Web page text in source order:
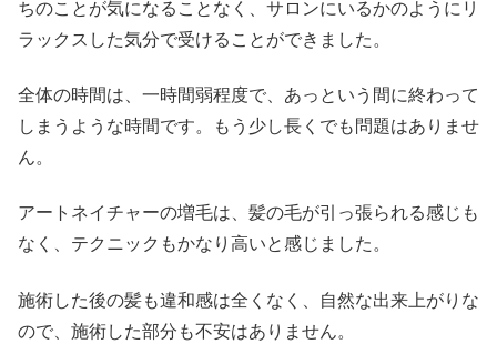
ちのことが気になることなく、サロンにいるかのようにリ
ラックスした気分で受けることができました。
全体の時間は、一時間弱程度で、あっという間に終わって
しまうような時間です。もう少し長くでも問題はありませ
ん。
アートネイチャーの増毛は、髪の毛が引っ張られる感じも
なく、テクニックもかなり高いと感じました。
施術した後の髪も違和感は全くなく、自然な出来上がりな
ので、施術した部分も不安はありません。